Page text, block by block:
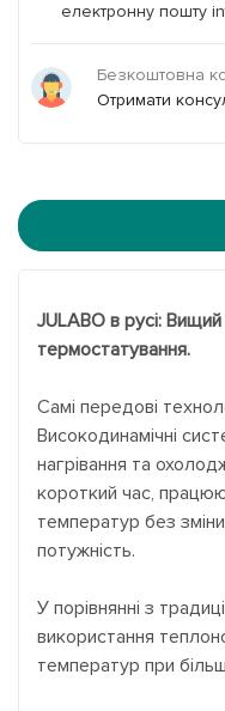
електронну пошту
Безкоштовна
Отримати
JULABO в русі:
термостатування.
Самі передові
Високодинамічні
нагрівання та
короткий час,
температур без
потужність.
У порівнянні з
використання
температур при